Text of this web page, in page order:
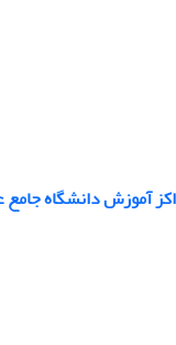
آموزش دانشگاه جامع